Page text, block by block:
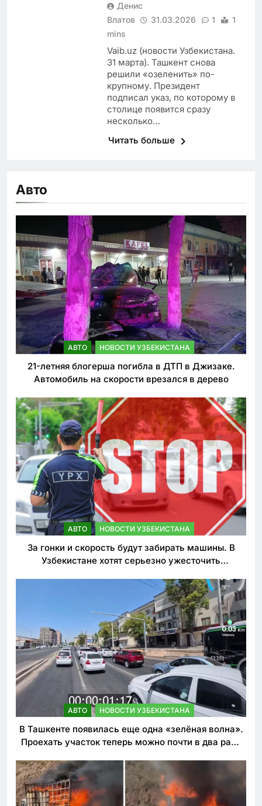
Денис
Влатов
31.03.2026 1
1
mins
Vaib.uz (новости Узбекистана.
31 марта). Ташкент снова
решили «озеленить» по-
крупному. Президент
подписал указ, по которому в
столице появится сразу
несколько…
Читать больше
Авто
АВТО НОВОСТИ УЗБЕКИСТАНА
21-летняя блогерша погибла в ДТП в Джизаке.
Автомобиль на скорости врезался в дерево
АВТО НОВОСТИ УЗБЕКИСТАНА
За гонки и скорость будут забирать машины. В
Узбекистане хотят серьезно ужесточить
АВТО НОВОСТИ УЗБЕКИСТАНА
В Ташкенте появилась еще одна «зелёная волна».
Проехать участок теперь можно почти в два раза